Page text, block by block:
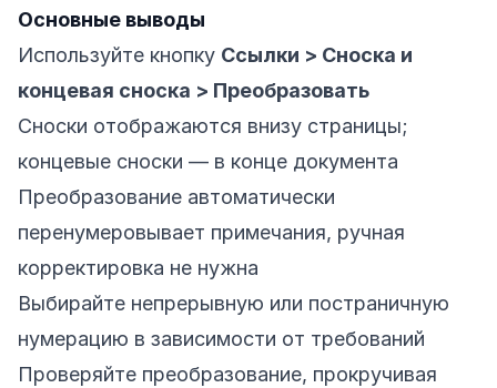
Основные выводы
Используйте кнопку Ссылки > Сноска и
концевая сноска > Преобразовать
Сноски отображаются внизу страницы;
концевые сноски — в конце документа
Преобразование автоматически
перенумеровывает примечания, ручная
корректировка не нужна
Выбирайте непрерывную или постраничную
нумерацию в зависимости от требований
Проверяйте преобразование, прокручивая